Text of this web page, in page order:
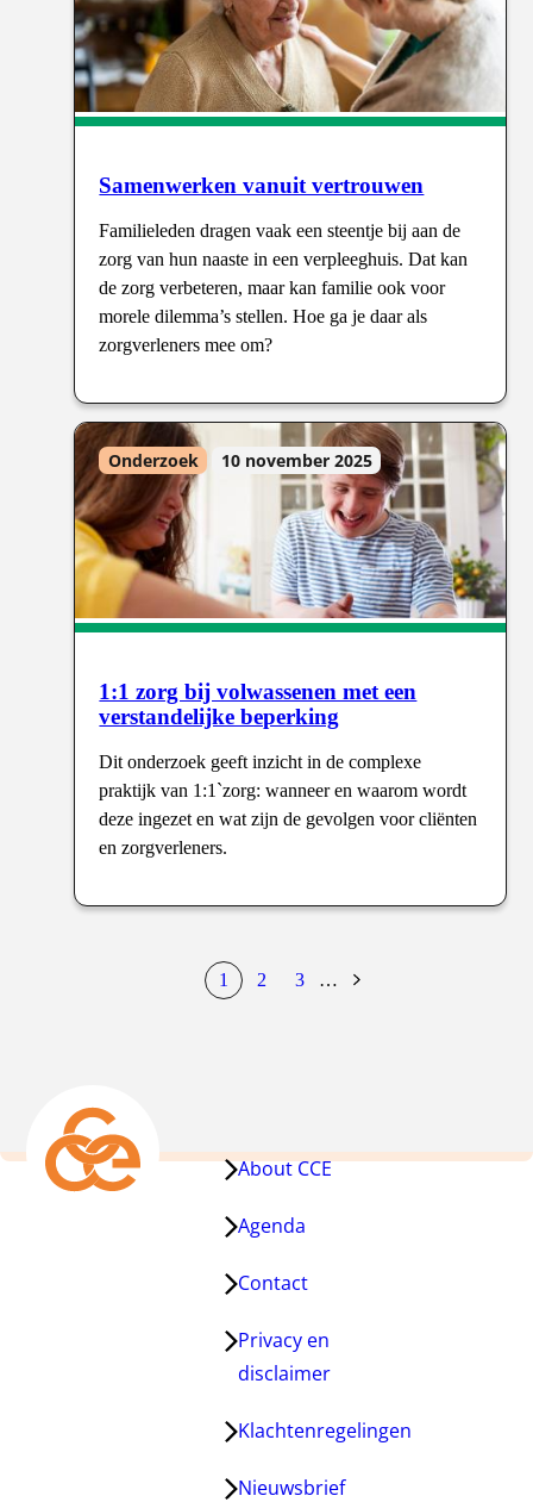
Samenwerken vanuit vertrouwen
Familieleden dragen vaak een steentje bij aan de
zorg van hun naaste in een verpleeghuis. Dat kan
de zorg verbeteren, maar kan familie ook voor
morele dilemma’s stellen. Hoe ga je daar als
zorgverleners mee om?
1:1 zorg bij volwassenen met een
verstandelijke beperking
Dit onderzoek geeft inzicht in de complexe
praktijk van 1:1`zorg: wanneer en waarom wordt
deze ingezet en wat zijn de gevolgen voor cliënten
en zorgverleners.
Onderzoek 10 november 2025
1huidige
2pagina
3pagina
…
Volgende
About CCE
Agenda
Contact
Privacy en
disclaimer
Klachtenregelingen
Nieuwsbrief